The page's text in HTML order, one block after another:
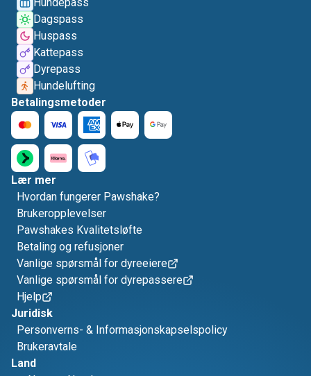
Dagspass
Huspass
Kattepass
Dyrepass
Hundelufting
Betalingsmetoder
Lær mer
Hvordan fungerer Pawshake?
Brukeropplevelser
Pawshakes Kvalitetsløfte
Betaling og refusjoner
Vanlige spørsmål for dyreeiere
Vanlige spørsmål for dyrepassere
Hjelp
Juridisk
Personverns- & Informasjonskapselspolicy
Brukeravtale
Land